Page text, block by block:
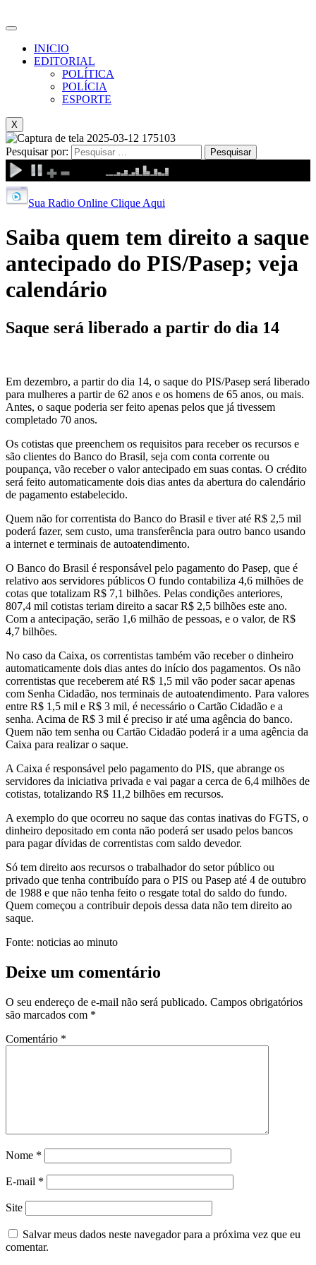
INICIO
EDITORIAL
POLÍTICA
POLÍCIA
ESPORTE
X
Pesquisar por:
Sua Radio Online Clique Aqui
Saiba quem tem direito a saque
antecipado do PIS/Pasep; veja
calendário
Saque será liberado a partir do dia 14
Em dezembro, a partir do dia 14, o saque do PIS/Pasep será liberado
para mulheres a partir de 62 anos e os homens de 65 anos, ou mais.
Antes, o saque poderia ser feito apenas pelos que já tivessem
completado 70 anos.
Os cotistas que preenchem os requisitos para receber os recursos e
são clientes do Banco do Brasil, seja com conta corrente ou
poupança, vão receber o valor antecipado em suas contas. O crédito
será feito automaticamente dois dias antes da abertura do calendário
de pagamento estabelecido.
Quem não for correntista do Banco do Brasil e tiver até R$ 2,5 mil
poderá fazer, sem custo, uma transferência para outro banco usando
a internet e terminais de autoatendimento.
O Banco do Brasil é responsável pelo pagamento do Pasep, que é
relativo aos servidores públicos O fundo contabiliza 4,6 milhões de
cotas que totalizam R$ 7,1 bilhões. Pelas condições anteriores,
807,4 mil cotistas teriam direito a sacar R$ 2,5 bilhões este ano.
Com a antecipação, serão 1,6 milhão de pessoas, e o valor, de R$
4,7 bilhões.
No caso da Caixa, os correntistas também vão receber o dinheiro
automaticamente dois dias antes do início dos pagamentos. Os não
correntistas que receberem até R$ 1,5 mil vão poder sacar apenas
com Senha Cidadão, nos terminais de autoatendimento. Para valores
entre R$ 1,5 mil e R$ 3 mil, é necessário o Cartão Cidadão e a
senha. Acima de R$ 3 mil é preciso ir até uma agência do banco.
Quem não tem senha ou Cartão Cidadão poderá ir a uma agência da
Caixa para realizar o saque.
A Caixa é responsável pelo pagamento do PIS, que abrange os
servidores da iniciativa privada e vai pagar a cerca de 6,4 milhões de
cotistas, totalizando R$ 11,2 bilhões em recursos.
A exemplo do que ocorreu no saque das contas inativas do FGTS, o
dinheiro depositado em conta não poderá ser usado pelos bancos
para pagar dívidas de correntistas com saldo devedor.
Só tem direito aos recursos o trabalhador do setor público ou
privado que tenha contribuído para o PIS ou Pasep até 4 de outubro
de 1988 e que não tenha feito o resgate total do saldo do fundo.
Quem começou a contribuir depois dessa data não tem direito ao
saque.
Fonte: noticias ao minuto
Deixe um comentário
O seu endereço de e-mail não será publicado. Campos obrigatórios
são marcados com *
Comentário *
Nome *
E-mail *
Site
Salvar meus dados neste navegador para a próxima vez que eu
comentar.